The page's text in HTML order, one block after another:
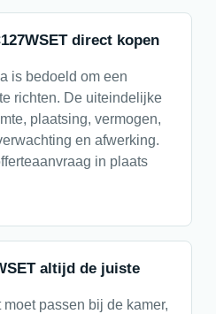
direct kopen
is bedoeld om een
richten. De uiteindelijke
plaatsing, vermogen,
en afwerking.
in plaats
altijd de juiste
passen bij de kamer,